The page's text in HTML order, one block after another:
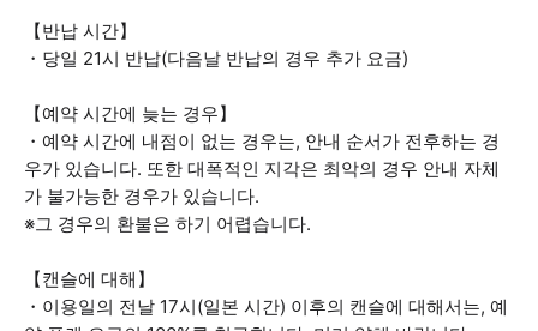
【반납 시간】
・당일 21시 반납(다음날 반납의 경우 추가 요금)
【예약 시간에 늦는 경우】
・예약 시간에 내점이 없는 경우는, 안내 순서가 전후하는 경
우가 있습니다. 또한 대폭적인 지각은 최악의 경우 안내 자체
가 불가능한 경우가 있습니다.
※그 경우의 환불은 하기 어렵습니다.
【캔슬에 대해】
・이용일의 전날 17시(일본 시간) 이후의 캔슬에 대해서는, 예